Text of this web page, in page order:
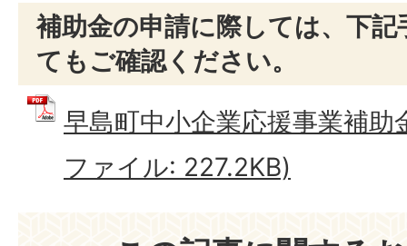
補助金の申請に際しては、下
てもご確認ください。
早島町中小企業応援事業補助
ファイル: 227.2KB)